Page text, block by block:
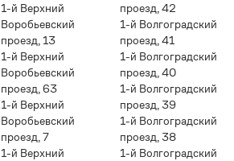
1-й Верхний
Воробьевский
проезд, 13
1-й Верхний
Воробьевский
проезд, 63
1-й Верхний
Воробьевский
проезд, 7
1-й Верхний
проезд, 42
1-й Волгоградский
проезд, 41
1-й Волгоградский
проезд, 40
1-й Волгоградский
проезд, 39
1-й Волгоградский
проезд, 38
1-й Волгоградский